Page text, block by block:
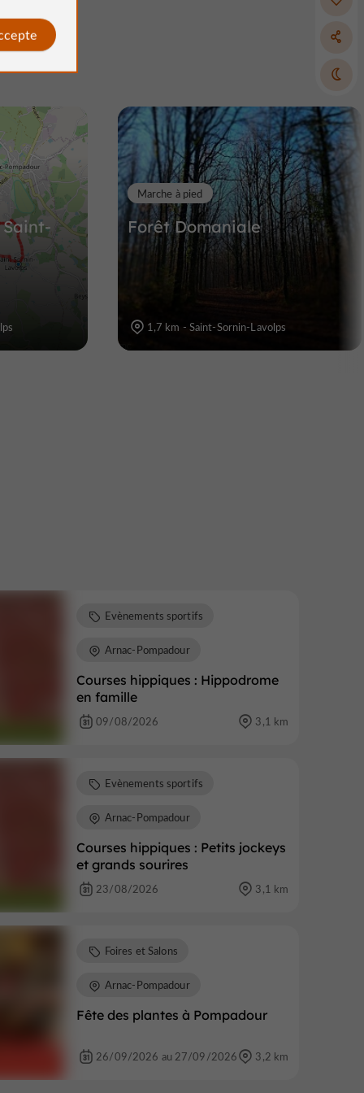
Sites Naturels / Parcs Naturels à Allassac
11,1 km
Forêt Domaniale
Marche à pied
1,7 km - Saint-Sornin-Lavolps
Courses hippiques : Hippodrome
en famille
Evènements sportifs
Arnac-Pompadour
09/08/2026 3,1 km
Courses hippiques : Petits jockeys
et grands sourires
Evènements sportifs
Arnac-Pompadour
23/08/2026 3,1 km
Fête des plantes à Pompadour
Foires et Salons
Arnac-Pompadour
26/09/2026 au 27/09/2026 3,2 km